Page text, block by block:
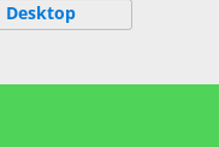
Desktop